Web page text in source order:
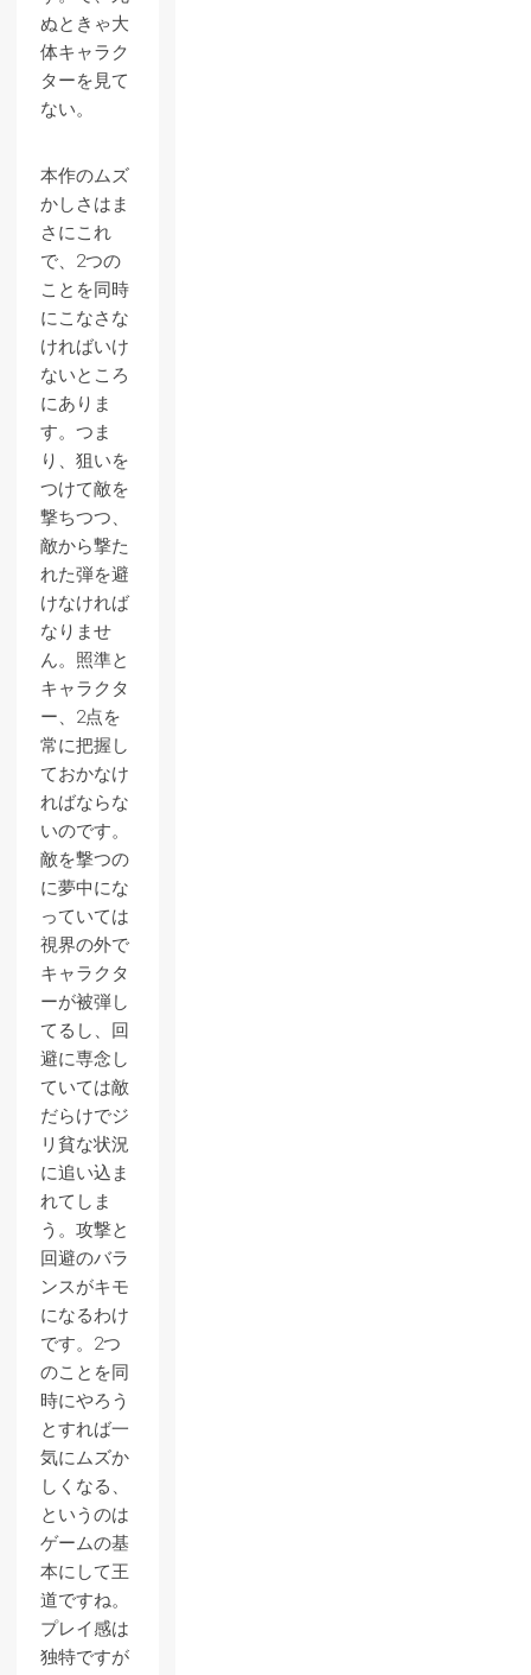
ぬときゃ大
体キャラク
ターを見て
ない。
本作のムズ
かしさはま
さにこれ
で、2つの
ことを同時
にこなさな
ければいけ
ないところ
にありま
す。つま
り、狙いを
つけて敵を
撃ちつつ、
敵から撃た
れた弾を避
けなければ
なりませ
ん。照準と
キャラクタ
ー、2点を
常に把握し
ておかなけ
ればならな
いのです。
敵を撃つの
に夢中にな
っていては
視界の外で
キャラクタ
ーが被弾し
てるし、回
避に専念し
ていては敵
だらけでジ
リ貧な状況
に追い込ま
れてしま
う。攻撃と
回避のバラ
ンスがキモ
になるわけ
です。2つ
のことを同
時にやろう
とすれば一
気にムズか
しくなる、
というのは
ゲームの基
本にして王
道ですね。
プレイ感は
独特ですが